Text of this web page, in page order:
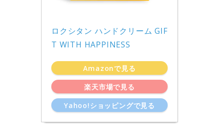
ロクシタン ハンドクリーム GIF
T WITH HAPPINESS
Amazonで見る
楽天市場で見る
Yahoo!ショッピングで見る